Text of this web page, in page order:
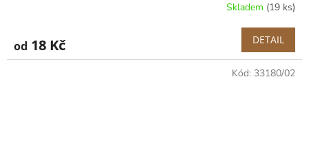
Skladem (19 ks)
od 18 Kč DETAIL
Kód: 33180/02